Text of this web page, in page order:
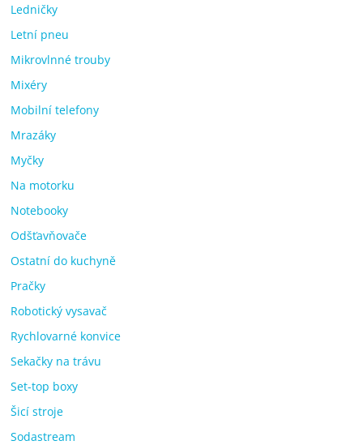
Ledničky
Letní pneu
Mikrovlnné trouby
Mixéry
Mobilní telefony
Mrazáky
Myčky
Na motorku
Notebooky
Odšťavňovače
Ostatní do kuchyně
Pračky
Robotický vysavač
Rychlovarné konvice
Sekačky na trávu
Set-top boxy
Šicí stroje
Sodastream